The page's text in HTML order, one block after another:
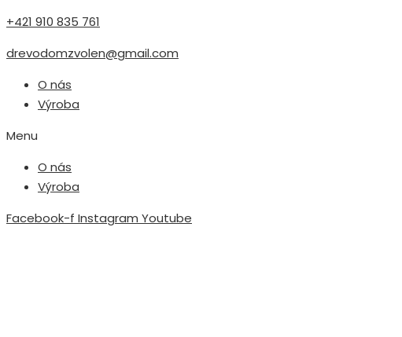
+421 910 835 761
drevodomzvolen@gmail.com
O nás
Výroba
Menu
O nás
Výroba
Facebook-f Instagram Youtube